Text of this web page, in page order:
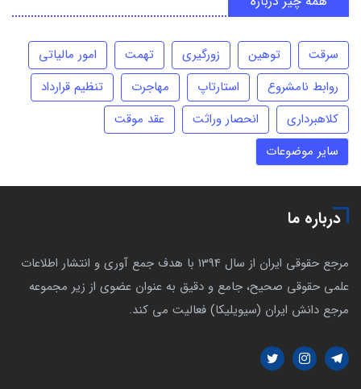
سرقت توهین زورگیری تهمت
امور مالیاتی
روابط نامشروع
استارتاپ مهاجرت
تنظیم قرارداد
کلاهبرداری
انحصار وراثت
عقد موقت
سایر موضوعات
درباره ما
مرجع حقوقی ایران از سال 1394 با هدف جمع آوری و انتشار اطلاعات
علمی حقوقی صحیح، جامع و دقیق به عنوان عضوی از زیر مجموعه
مرجع دانش ایران (سیویلیکا) فعالیت می کند.